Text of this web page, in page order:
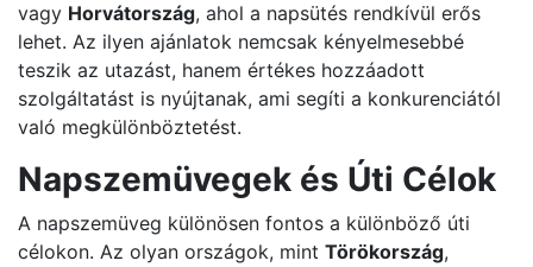
vagy Horvátország, ahol a napsütés rendkívül erős
lehet. Az ilyen ajánlatok nemcsak kényelmesebbé
teszik az utazást, hanem értékes hozzáadott
szolgáltatást is nyújtanak, ami segíti a konkurenciától
való megkülönböztetést.
Napszemüvegek és Úti Célok
A napszemüveg különösen fontos a különböző úti
célokon. Az olyan országok, mint Törökország,